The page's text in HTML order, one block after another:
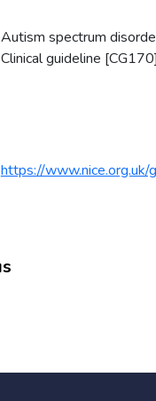
Autism spectrum
Clinical guideline
https://